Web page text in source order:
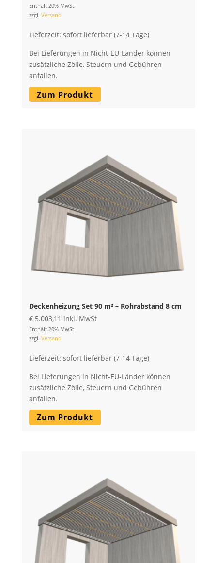
Enthält 20% MwSt.
zzgl. Versand
Lieferzeit: sofort lieferbar (7-14 Tage)
Bei Lieferungen in Nicht-EU-Länder können
zusätzliche Zölle, Steuern und Gebühren
anfallen.
Zum Produkt
Deckenheizung Set 90 m² – Rohrabstand 8 cm
€5.003,11 inkl. MwSt
Enthält 20% MwSt.
zzgl. Versand
Lieferzeit: sofort lieferbar (7-14 Tage)
Bei Lieferungen in Nicht-EU-Länder können
zusätzliche Zölle, Steuern und Gebühren
anfallen.
Zum Produkt